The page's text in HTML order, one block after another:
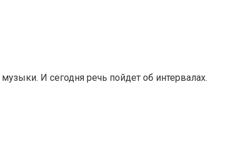
И сегодня речь пойдет об интервалах.